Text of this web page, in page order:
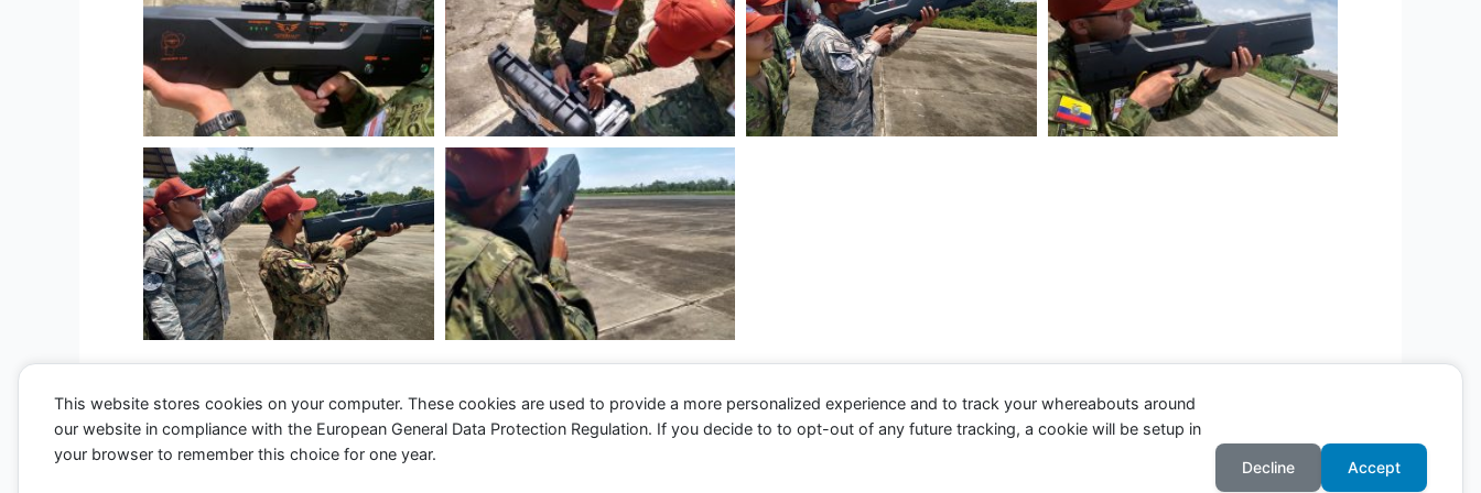
←Entrada anterior Entrada siguiente
This website stores cookies on your computer. These cookies are used to provide a more personalized experience and to track your whereabouts around
our website in compliance with the European General Data Protection Regulation. If you decide to to opt-out of any future tracking, a cookie will be setup in
your browser to remember this choice for one year.
Decline Accept